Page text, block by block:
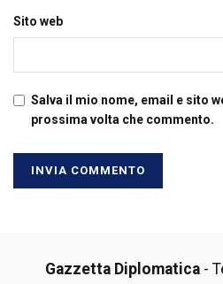
Sito web
Salva il mio nome, email e sito
prossima volta che commento.
Gazzetta Diplomatica-